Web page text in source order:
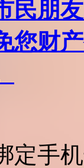
民朋
您财
定手